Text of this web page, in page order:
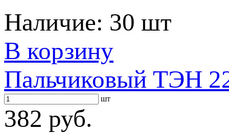
Наличие: 30 шт
В корзину
Пальчиковый ТЭН
шт
382 руб.